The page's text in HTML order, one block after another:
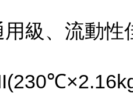
用級、流動性